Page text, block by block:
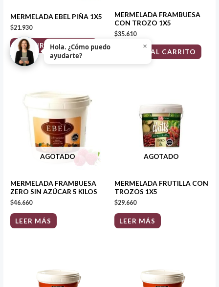
MERMELADA EBEL PIÑA 1X5
$21.930
AÑADIR AL CARRITO
MERMELADA FRAMBUESA
CON TROZO 1X5
$35.610
AÑADIR AL CARRITO
AGOTADO
MERMELADA FRAMBUESA
ZERO SIN AZÚCAR 5 KILOS
$46.660
LEER MÁS
AGOTADO
MERMELADA FRUTILLA CON
TROZOS 1X5
$29.660
LEER MÁS
Hola. ¿Cómo puedo
ayudarte?
×